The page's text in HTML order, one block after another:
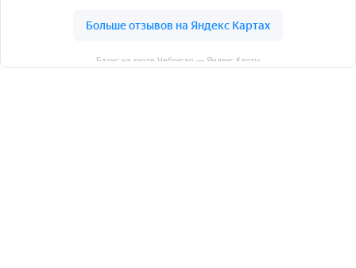
Базис на карте Чебоксар — Яндекс Карты